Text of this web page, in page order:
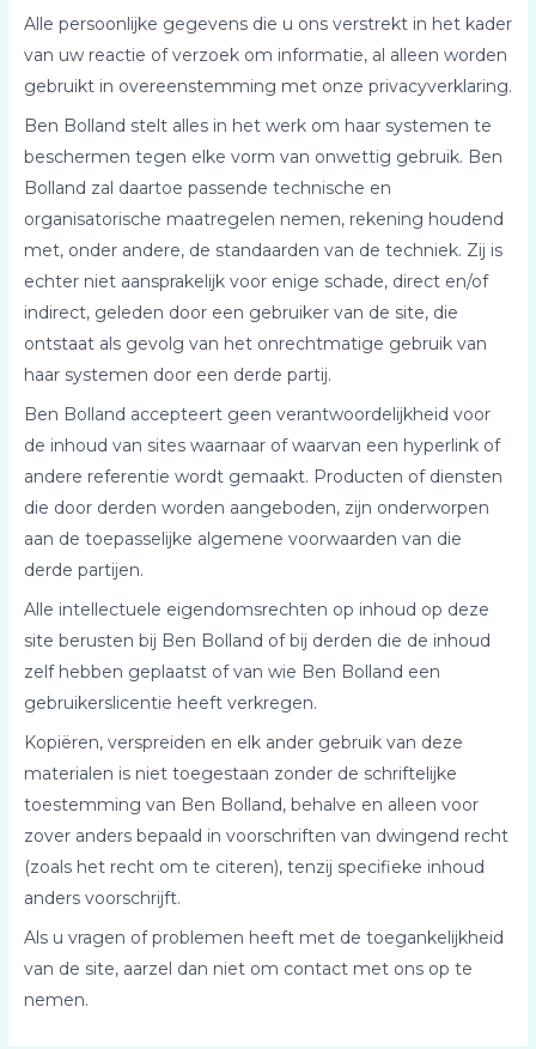
Alle persoonlijke gegevens die u ons verstrekt in het kader
van uw reactie of verzoek om informatie, al alleen worden
gebruikt in overeenstemming met onze privacyverklaring.
Ben Bolland stelt alles in het werk om haar systemen te
beschermen tegen elke vorm van onwettig gebruik. Ben
Bolland zal daartoe passende technische en
organisatorische maatregelen nemen, rekening houdend
met, onder andere, de standaarden van de techniek. Zij is
echter niet aansprakelijk voor enige schade, direct en/of
indirect, geleden door een gebruiker van de site, die
ontstaat als gevolg van het onrechtmatige gebruik van
haar systemen door een derde partij.
Ben Bolland accepteert geen verantwoordelijkheid voor
de inhoud van sites waarnaar of waarvan een hyperlink of
andere referentie wordt gemaakt. Producten of diensten
die door derden worden aangeboden, zijn onderworpen
aan de toepasselijke algemene voorwaarden van die
derde partijen.
Alle intellectuele eigendomsrechten op inhoud op deze
site berusten bij Ben Bolland of bij derden die de inhoud
zelf hebben geplaatst of van wie Ben Bolland een
gebruikerslicentie heeft verkregen.
Kopiëren, verspreiden en elk ander gebruik van deze
materialen is niet toegestaan zonder de schriftelijke
toestemming van Ben Bolland, behalve en alleen voor
zover anders bepaald in voorschriften van dwingend recht
(zoals het recht om te citeren), tenzij specifieke inhoud
anders voorschrijft.
Als u vragen of problemen heeft met de toegankelijkheid
van de site, aarzel dan niet om contact met ons op te
nemen.